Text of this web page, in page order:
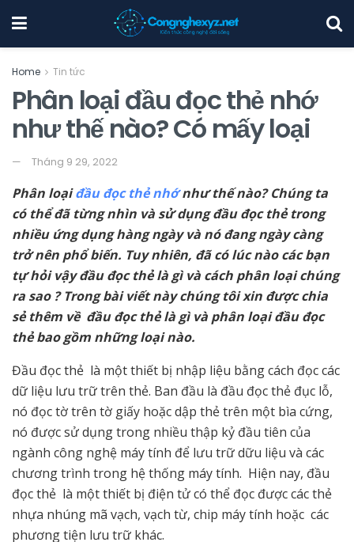
Home Tin tức
Phân loại đầu đọc thẻ nhớ
như thế nào? Có mấy loại
Tháng 9 29, 2022
Phân loạiđầu đọc thẻ nhớnhư thế nào? Chúng ta
có thể đã từng nhìn và sử dụng đầu đọc thẻ trong
nhiều ứng dụng hàng ngày và nó đang ngày càng
trở nên phổ biến. Tuy nhiên, đã có lúc nào các bạn
tự hỏi vậy đầu đọc thẻ là gì và cách phân loại chúng
ra sao ? Trong bài viết này chúng tôi xin được chia
sẻ thêm về đầu đọc thẻ là gì và phân loại đầu đọc
thẻ bao gồm những loại nào.
Đầu đọc thẻ là một thiết bị nhập liệu bằng cách đọc các
dữ liệu lưu trữ trên thẻ. Ban đầu là đầu đọc thẻ đục lỗ,
nó đọc tờ trên tờ giấy hoặc dập thẻ trên một bìa cứng,
nó được sử dụng trong nhiều thập kỷ đầu tiên của
ngành công nghệ máy tính để lưu trữ dữu liệu và các
chương trình trong hệ thống máy tính. Hiện nay, đầu
đọc thẻ là một thiết bị điện tử có thể đọc được các thẻ
nhựa nhúng mã vạch, vạch từ, chip máy tính hoặc các
phương tiện lưu trữ khác.